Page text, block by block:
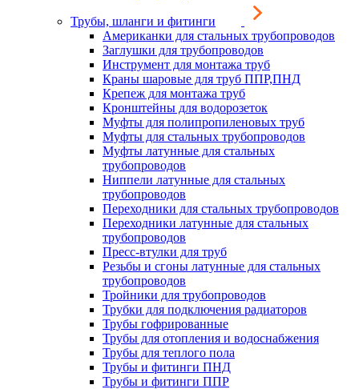
Трубы, шланги и фитинги
Американки для стальных трубопроводов
Заглушки для трубопроводов
Инструмент для монтажа труб
Краны шаровые для труб ППР,ПНД
Крепеж для монтажа труб
Кронштейны для водорозеток
Муфты для полипропиленовых труб
Муфты для стальных трубопроводов
Муфты латунные для стальных
трубопроводов
Ниппели латунные для стальных
трубопроводов
Переходники для стальных трубопроводов
Переходники латунные для стальных
трубопроводов
Пресс-втулки для труб
Резьбы и сгоны латунные для стальных
трубопроводов
Тройники для трубопроводов
Трубки для подключения радиаторов
Трубы гофрированные
Трубы для отопления и водоснабжения
Трубы для теплого пола
Трубы и фитинги ПНД
Трубы и фитинги ППР